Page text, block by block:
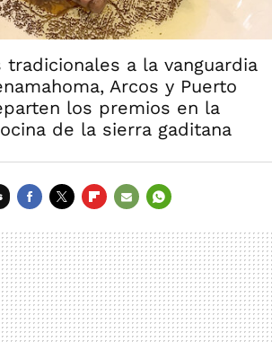
tradicionales a la vanguardia
Arcos y Puerto
los premios en la
de la sierra gaditana
MAIL